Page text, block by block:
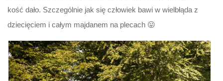
kość dało. Szczególnie jak się człowiek bawi w wielbłąda z
dziecięciem i całym majdanem na plecach 😛